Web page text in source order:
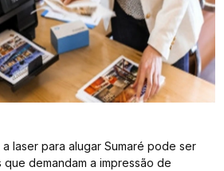
laser para alugar Sumaré pode ser
demandam a impressão de